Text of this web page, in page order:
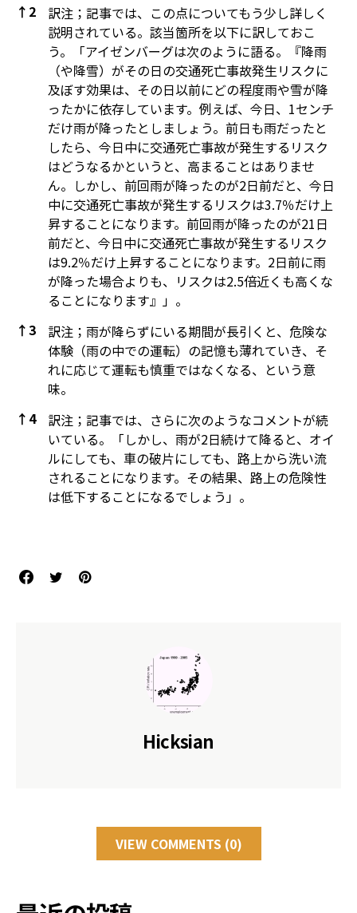
↑ 2
訳注；記事では、この点についてもう少し詳しく
説明されている。該当箇所を以下に訳しておこ
う。「アイゼンバーグは次のように語る。『降雨
（や降雪）がその日の交通死亡事故発生リスクに
及ぼす効果は、その日以前にどの程度雨や雪が降
ったかに依存しています。例えば、今日、1センチ
だけ雨が降ったとしましょう。前日も雨だったと
したら、今日中に交通死亡事故が発生するリスク
はどうなるかというと、高まることはありませ
ん。しかし、前回雨が降ったのが2日前だと、今日
中に交通死亡事故が発生するリスクは3.7％だけ上
昇することになります。前回雨が降ったのが21日
前だと、今日中に交通死亡事故が発生するリスク
は9.2％だけ上昇することになります。2日前に雨
が降った場合よりも、リスクは2.5倍近くも高くな
ることになります』」。
↑3
訳注；雨が降らずにいる期間が長引くと、危険な
体験（雨の中での運転）の記憶も薄れていき、そ
れに応じて運転も慎重ではなくなる、という意
味。
↑ 4
訳注；記事では、さらに次のようなコメントが続
いている。「しかし、雨が2日続けて降ると、オイ
ルにしても、車の破片にしても、路上から洗い流
されることになります。その結果、路上の危険性
は低下することになるでしょう」。
Hicksian
VIEW COMMENTS (0)